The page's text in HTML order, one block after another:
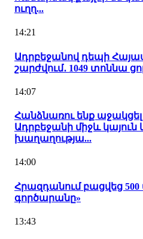
ուղղ...
14:21
Ադրբեջանով դեպի
շարժվում․ 1049 տոննա
14:07
Հանձնառու ենք
Ադրբեջանի միջև
խաղաղությա...
14:00
Հրազդանում բացվեց 500
գործարանը»
13:43